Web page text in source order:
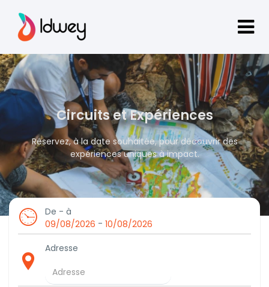
Circuits et Expériences
Réservez, à la date souhaitée, pour découvrir des
expériences uniques à impact.
De - à
09/08/2026 - 10/08/2026
Adresse